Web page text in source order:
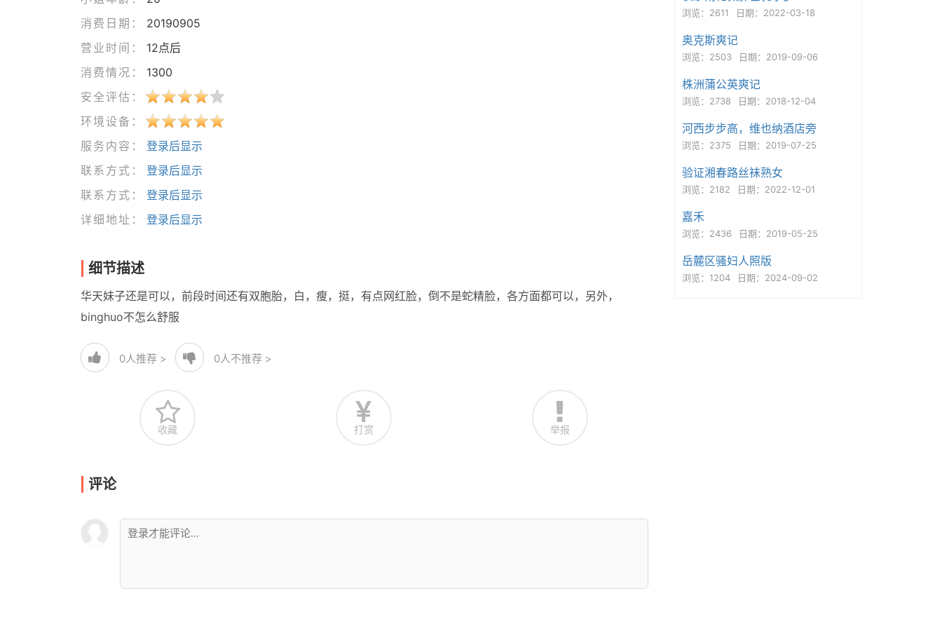
消费日期：
20190905
营业时间：
12点后
消费情况：
1300
安全评估：
环境设备：
服务内容：
登录后显示
联系方式：
登录后显示
联系方式：
登录后显示
详细地址：
登录后显示
细节描述
华天妹子还是可以，前段时间还有双胞胎，白，瘦，挺，有点网红脸，倒不是蛇精脸，各方面都可以，另外，
binghuo不怎么舒服
0人推荐 > 0人不推荐 >
收藏 打赏 举报
评论
浏览：2611 日期：2022-03-18
奥克斯爽记
浏览：2503 日期：2019-09-06
株洲蒲公英爽记
浏览：2738 日期：2018-12-04
河西步步高，维也纳酒店旁
浏览：2375 日期：2019-07-25
验证湘春路丝袜熟女
浏览：2182 日期：2022-12-01
嘉禾
浏览：2436 日期：2019-05-25
岳麓区骚妇人照版
浏览：1204 日期：2024-09-02